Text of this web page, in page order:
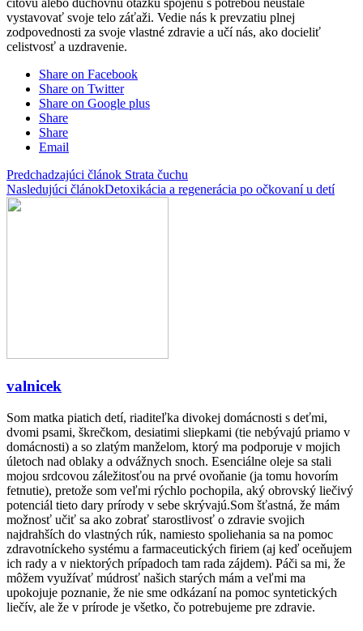
citovú alebo duchovnú otázku spojenú s potrebou neustále
vystavovať svoje telo záťaži. Vedie nás k prevzatiu plnej
zodpovednosti za svoje vlastné zdravie a učí nás, ako docieliť
celistvosť a uzdravenie.
Share on Facebook
Share on Twitter
Share on Google plus
Share
Share
Email
Predchadzajúci článok Strata čuchu
Nasledujúci článokDetoxikácia a regenerácia po očkovaní u detí
valnicek
Som matka piatich detí, riaditeľka divokej domácnosti s deťmi,
dvomi psami, škrečkom, desiatimi sliepkami (tie nebývajú priamo v
domácnosti) a so zlatým manželom, ktorý ma podporuje v mojich
úletoch nad oblaky a odvážnych snoch. Esenciálne oleje sa stali
mojou srdcovou záležitosťou na prvé ovoňanie (ja tomu hovorím
fetnutie), pretože som veľmi rýchlo pochopila, aký obrovský liečivý
potenciál tieto dary prírody v sebe skrývajú.Som šťastná, že mám
možnosť učiť sa ako zobrať starostlivosť o zdravie svojich
najdrahších do vlastných rúk, namiesto spoliehania sa na pomoc
zdravotníckeho systému a farmaceutických firiem (aj keď oceňujem
ich rady a v niektorých prípadoch tam rada zájdem). Páči sa mi, že
môžem využívať múdrosť našich starých mám a veľmi ma
upokojuje poznanie, že nie sme odkázaní na pomoc syntetických
liečív, ale že v prírode je všetko, čo potrebujeme pre zdravie.